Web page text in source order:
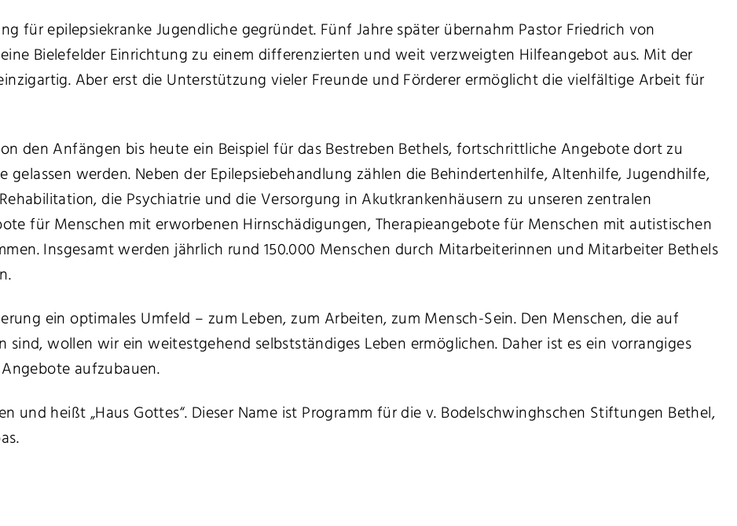
für epilepsiekranke Jugendliche gegründet. Fünf Jahre später übernahm Pastor Friedrich von
Bielefelder Einrichtung zu einem differenzierten und weit verzweigten Hilfeangebot aus. Mit der
Aber erst die Unterstützung vieler Freunde und Förderer ermöglicht die vielfältige Arbeit für
den Anfängen bis heute ein Beispiel für das Bestreben Bethels, fortschrittliche Angebote dort zu
werden. Neben der Epilepsiebehandlung zählen die Behindertenhilfe, Altenhilfe, Jugendhilfe,
die Psychiatrie und die Versorgung in Akutkrankenhäusern zu unseren zentralen
für Menschen mit erworbenen Hirnschädigungen, Therapieangebote für Menschen mit autistischen
Insgesamt werden jährlich rund 150.000 Menschen durch Mitarbeiterinnen und Mitarbeiter Bethels
ein optimales Umfeld – zum Leben, zum Arbeiten, zum Mensch-Sein. Den Menschen, die auf
sind, wollen wir ein weitestgehend selbstständiges Leben ermöglichen. Daher ist es ein vorrangiges
aufzubauen.
und heißt „Haus Gottes“. Dieser Name ist Programm für die v. Bodelschwinghschen Stiftungen Bethel,